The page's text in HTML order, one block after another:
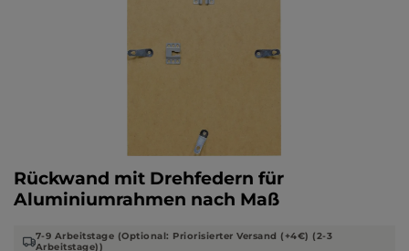
Rückwand mit Drehfedern für
Aluminiumrahmen nach Maß
7-9 Arbeitstage (Optional: Priorisierter Versand (+4€) (2-3
Arbeitstage))